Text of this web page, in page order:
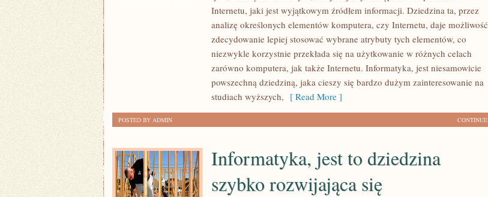
Internetu, jaki jest wyjątkowym źródłem informacji. Dziedzina ta, przez
analizę określonych elementów komputera, czy Internetu, daje możliwość
zdecydowanie lepiej stosować wybrane atrybuty tych elementów, co
niezwykle korzystnie przekłada się na użytkowanie w różnych celach
zarówno komputera, jak także Internetu. Informatyka, jest niesamowicie
powszechną dziedziną, jaka cieszy się bardzo dużym zainteresowanie na
studiach wyższych, [ Read More ]
CONTINUE
POSTED BY ADMIN
Informatyka, jest to dziedzina
szybko rozwijająca się